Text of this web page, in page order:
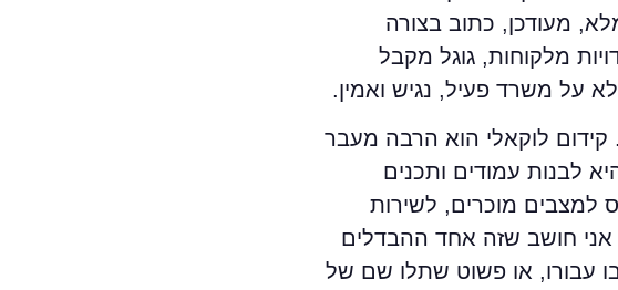
מעודכן, כתוב בצורה
מלקוחות, גוגל מקבל
על משרד פעיל, נגיש ואמין.
לוקאלי הוא הרבה מעבר
לבנות עמודים ותכנים
מוכרים, לשירות
אני חושב שזה אחד ההבדלים
עבורו, או פשוט שתלו שם של